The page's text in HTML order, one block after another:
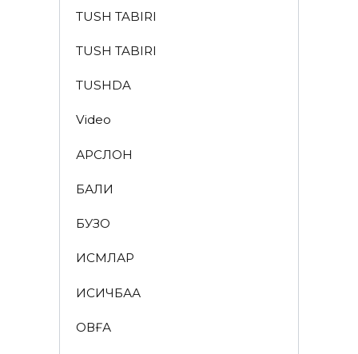
TUSH TABIRI
TUSH TABIRI
TUSHDA
Video
АРСЛОН
БАЛИҚ
БУЗОҚ
ИСМЛАР
ҚИСҚИЧБАҚА
ҚОВҒА